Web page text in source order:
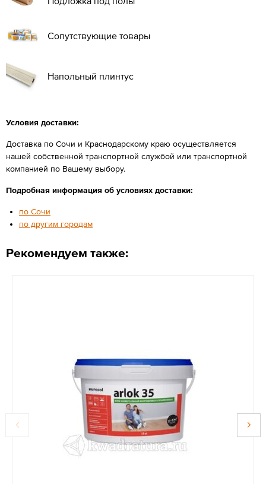
Сопутствующие товары
Напольный плинтус
Условия доставки:
Доставка по Сочи и Краснодарскому краю осуществляется
нашей собственной транспортной службой или транспортной
компанией по Вашему выбору.
Подробная информация об условиях доставки:
по Сочи
по другим городам
Рекомендуем также: